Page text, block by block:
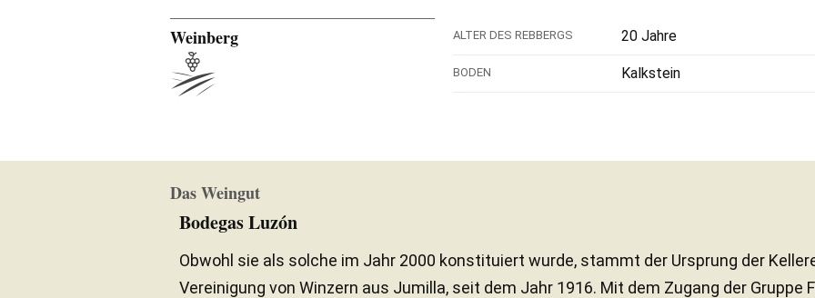
Weinberg ALTER DES REBBERGS 20 Jahre
BODEN Kalkstein
Das Weingut
Bodegas Luzón
Obwohl sie als solche im Jahr 2000 konstituiert wurde, stammt der Ursprung der
Vereinigung von Winzern aus Jumilla, seit dem Jahr 1916. Mit dem Zugang der Gruppe